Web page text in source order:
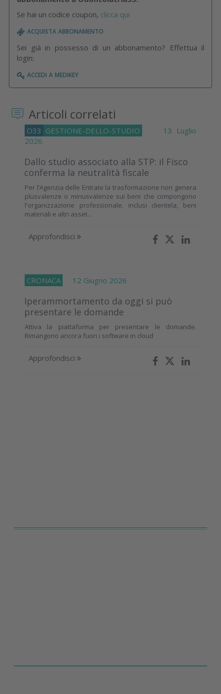
Se hai un codice coupon, clicca qui
acquista abbonamento
Sei già in possesso di un abbonamento? Effettua il
login:
accedi a medikey
Articoli correlati
O33 GESTIONE-DELLO-STUDIO
13 Luglio
2026
Dallo studio associato alla STP: il Fisco
conferma la neutralità fiscale
Per l’Agenzia delle Entrate la trasformazione non genera
plusvalenze o minusvalenze sui beni che compongono
l'organizzazione professionale, inclusi clientela, beni
materiali e altri asset...
Approfondisci
CRONACA 12 Giugno 2026
Iperammortamento da oggi si può
presentare le domande
Attiva la piattaforma per presentare le domande.
Rimangono ancora fuori i software in cloud
Approfondisci